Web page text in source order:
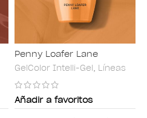
Penny Loafer Lane
GelColor Intelli-Gel, Líneas
Añadir a favoritos